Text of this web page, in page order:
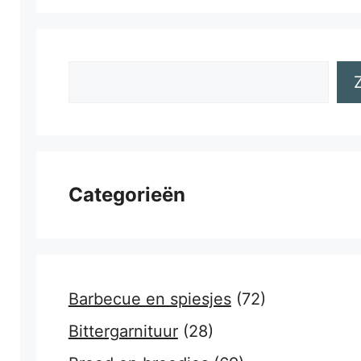
Categorieën
Barbecue en spiesjes(72)
Bittergarnituur(28)